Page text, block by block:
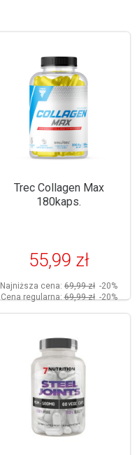
Trec Collagen Max
180kaps.
55,99 zł
Najniższa cena: 69,99 zł -20%
Cena regularna:69,99 zł -20%